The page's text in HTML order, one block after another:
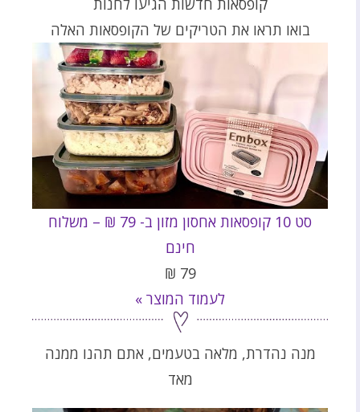
קופסאות חדשות הגיעו לחנות
בואו תראו את הטריקים של הקופסאות האלה
סט 10 קופסאות אחסון מזון ב- 79 ₪ – משלוח
חינם
79
₪
לעמוד המוצר »
מנה נהדרת, מלאה בטעמים, אתם תהנו ממנה
מאד